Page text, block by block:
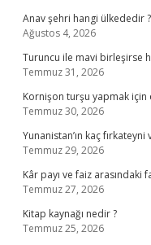
Anav şehri hangi ülkededir ?
Ağustos 4, 2026
Turuncu ile mavi birleşirse
Temmuz 31, 2026
Kornişon turşu yapmak için
Temmuz 30, 2026
Yunanistan’ın kaç fırkateyni
Temmuz 29, 2026
Kâr payı ve faiz arasındaki
Temmuz 27, 2026
Kitap kaynağı nedir ?
Temmuz 25, 2026